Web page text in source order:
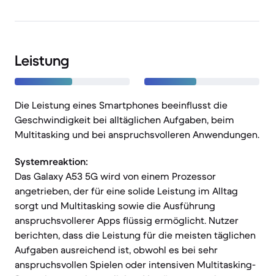
Leistung
Die Leistung eines Smartphones beeinflusst die
Geschwindigkeit bei alltäglichen Aufgaben, beim
Multitasking und bei anspruchsvolleren Anwendungen.
Systemreaktion:
Das Galaxy A53 5G wird von einem Prozessor
angetrieben, der für eine solide Leistung im Alltag
sorgt und Multitasking sowie die Ausführung
anspruchsvollerer Apps flüssig ermöglicht. Nutzer
berichten, dass die Leistung für die meisten täglichen
Aufgaben ausreichend ist, obwohl es bei sehr
anspruchsvollen Spielen oder intensiven Multitasking-